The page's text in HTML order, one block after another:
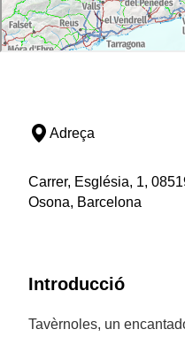
Adreça
Carrer, Església, 1,
Osona, Barcelona
Introducció
Tavèrnoles, un